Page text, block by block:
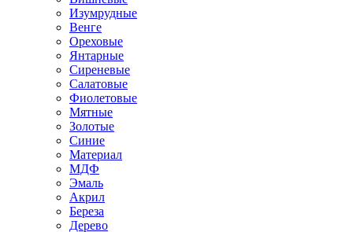
Изумрудные
Венге
Ореховые
Янтарные
Сиреневые
Салатовые
Фиолетовые
Мятные
Золотые
Синие
Материал
МДФ
Эмаль
Акрил
Береза
Дерево